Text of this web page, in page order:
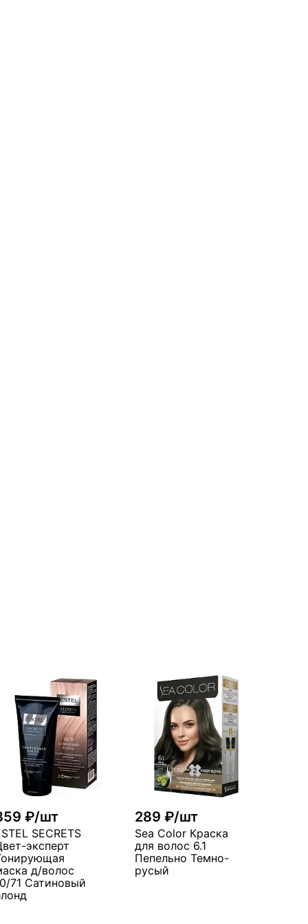
₽/шт
SECRETS
эксперт
д/волос
71 Сатиновый
289 ₽/шт
Sea Color Краска
для волос 6.1
Пепельно Темно-
русый